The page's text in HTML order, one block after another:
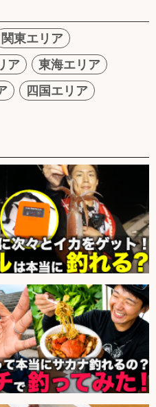
関東エリア
ア
東海エリア
四国エリア